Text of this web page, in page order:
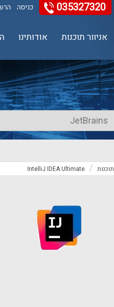
035327320 כניסה
אניוור תוכנות אודותינו
תוכנות IntelliJ IDEA Ultimate